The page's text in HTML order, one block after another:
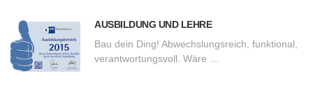
AUSBILDUNG UND LEHRE
Bau dein Ding! Abwechslungsreich, funktional,
verantwortungsvoll. Wäre …